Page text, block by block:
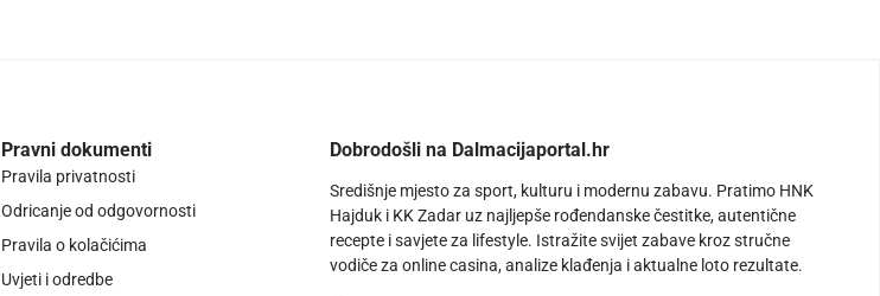
Pravni dokumenti
Pravila privatnosti
Odricanje od odgovornosti
Pravila o kolačićima
Uvjeti i odredbe
Dobrodošli na Dalmacijaportal.hr
Središnje mjesto za sport, kulturu i modernu zabavu. Pratimo HNK
Hajduk i KK Zadar uz najljepše rođendanske čestitke, autentične
recepte i savjete za lifestyle. Istražite svijet zabave kroz stručne
vodiče za online casina, analize klađenja i aktualne loto rezultate.